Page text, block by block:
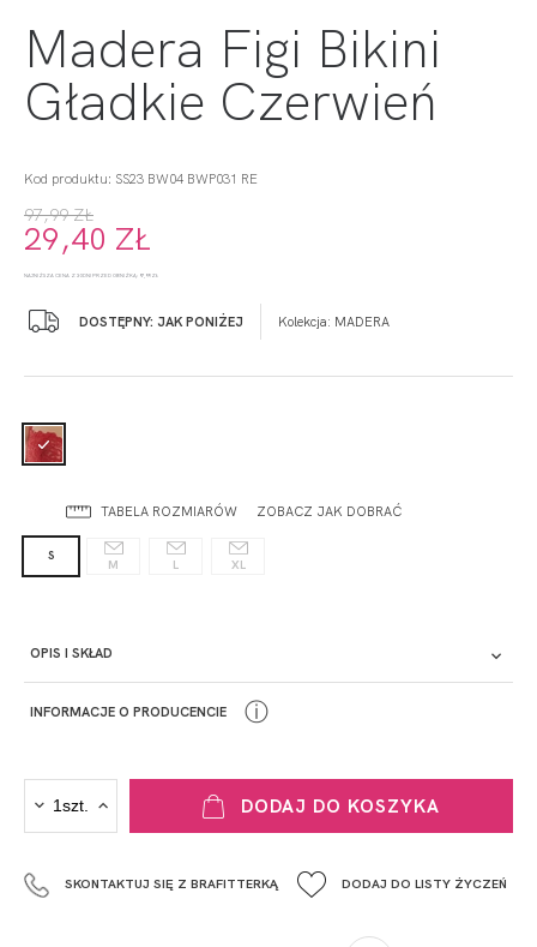
Madera Figi Bikini
Gładkie Czerwień
Kod produktu: SS23 BW04 BWP031 RE
97,99 ZŁ
29,40 ZŁ
NAJNIŻSZA CENA Z 30 DNI PRZED OBNIŻKĄ: 97,99 ZŁ
DOSTĘPNY: JAK PONIŻEJ Kolekcja: MADERA
TABELA ROZMIARÓW ZOBACZ JAK DOBRAĆ
S
M L XL
OPIS I SKŁAD
INFORMACJE O PRODUCENCIE
Fashiontex Group Sp.z o.o. Spółka komandytowa
+48 42 719 43 15
ⓘ
DODAJ DO KOSZYKA
SKONTAKTUJ SIĘ Z BRAFITTERKĄ DODAJ DO LISTY ŻYCZEŃ